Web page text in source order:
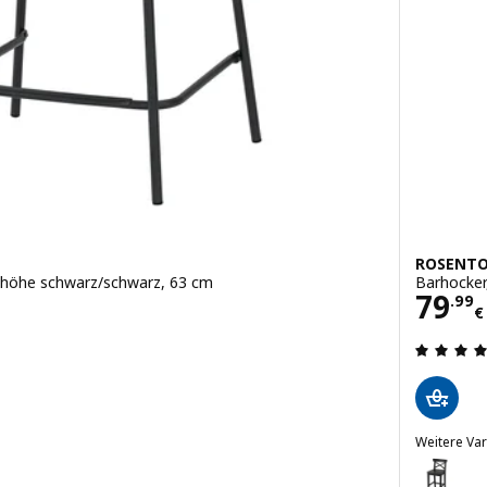
schwarz/schwarz, 63 cm
4.1 von 5 Sternen. Bewertungen insgesamt:
79.99
€
Weitere
ROSENTORP
Option: